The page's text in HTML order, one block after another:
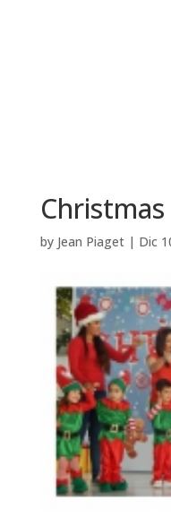
by Jean Piaget| Dic